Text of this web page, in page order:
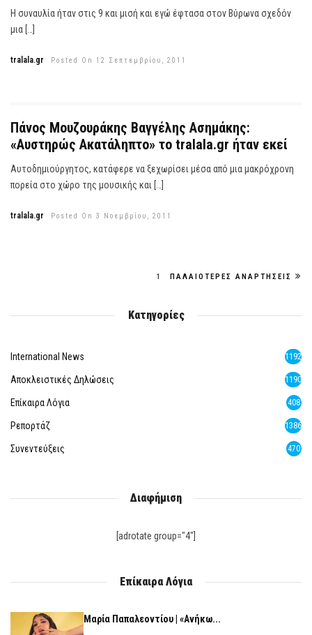
Η συναυλία ήταν στις 9 και μισή και εγώ έφτασα στον Βύρωνα σχεδόν
μια […]
tralala.gr Posted On 12 Σεπτεμβρίου, 2011
Πάνος Μουζουράκης Βαγγέλης Ασημάκης:
«Αυστηρώς Ακατάληπτο» το tralala.gr ήταν εκεί
Αυτοδημιούργητος, κατάφερε να ξεχωρίσει μέσα από μια μακρόχρονη
πορεία στο χώρο της μουσικής και […]
tralala.gr Posted On 3 Νοεμβρίου, 2011
1 ΠΑΛΑΙΌΤΕΡΕΣ ΑΝΑΡΤΉΣΕΙΣ
Κατηγορίες
International News 1192
Αποκλειστικές Δηλώσεις 1190
Επίκαιρα Λόγια 408
Ρεπορτάζ 1386
Συνεντεύξεις 470
Διαφήμιση
[adrotate group="4"]
Επίκαιρα Λόγια
Μαρία Παπαλεοντίου | «Ανήκω...